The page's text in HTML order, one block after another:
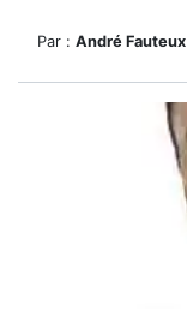
Par : André Fauteux